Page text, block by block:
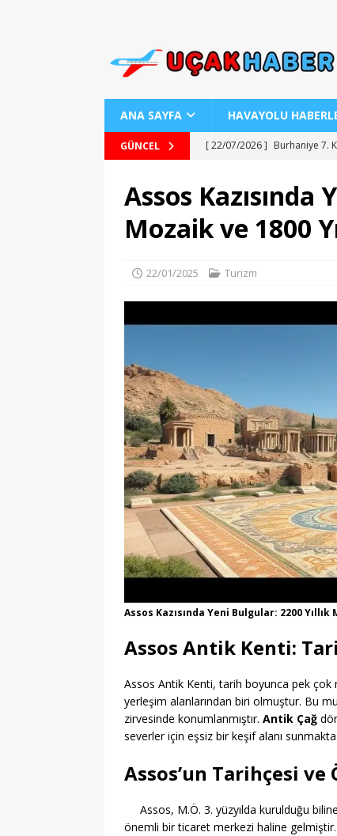
ANA SAYFA HAVAYOLU
GÜNCEL [ 22/07/2026 ] Burhaniye 7.
[ 22/07/2026 ]
AJ
[ 22/07/2026 ]
AJet ile Yurt
Assos Kazısında
Mozaik ve 1800
22/01/2025 Turizm
Assos Kazısında Yeni Bulgular: 2200
Assos Antik Kenti:
Assos Antik Kenti, tarih boyunca pek çok
yerleşim alanlarından biri olmuştur. Bu
zirvesinde konumlanmıştır. Antik Çağ
severler için eşsiz bir keşif alanı
Assos’un Tarihçesi ve
Assos, M.Ö. 3. yüzyılda kurulduğu
önemli bir ticaret merkezi haline gelmiştir.